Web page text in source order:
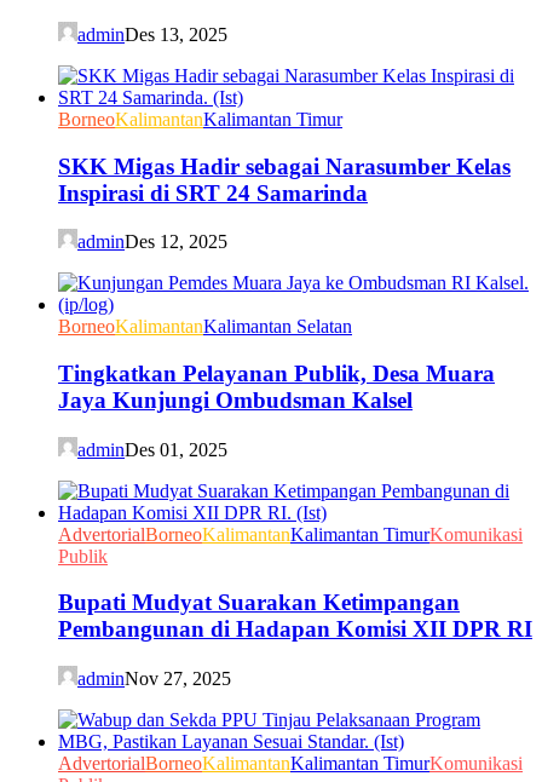
adminDes 13, 2025
BorneoKalimantanKalimantan Timur
SKK Migas Hadir sebagai Narasumber Kelas
Inspirasi di SRT 24 Samarinda
adminDes 12, 2025
BorneoKalimantanKalimantan Selatan
Tingkatkan Pelayanan Publik, Desa Muara
Jaya Kunjungi Ombudsman Kalsel
adminDes 01, 2025
AdvertorialBorneoKalimantanKalimantan TimurKomunikasi
Publik
Bupati Mudyat Suarakan Ketimpangan
Pembangunan di Hadapan Komisi XII DPR RI
adminNov 27, 2025
AdvertorialBorneoKalimantanKalimantan TimurKomunikasi